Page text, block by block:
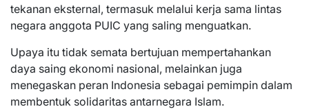
tekanan eksternal, termasuk melalui kerja sama lintas
negara anggota PUIC yang saling menguatkan.
Upaya itu tidak semata bertujuan mempertahankan
daya saing ekonomi nasional, melainkan juga
menegaskan peran Indonesia sebagai pemimpin dalam
membentuk solidaritas antarnegara Islam.